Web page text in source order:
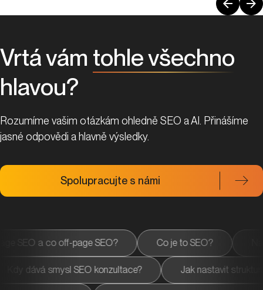
Vrtá vám tohle všechno
hlavou?
Rozumíme vašim otázkám ohledně SEO a AI. Přinášíme
jasné odpovědi a hlavně výsledky.
Spolupracujte s námi
Co řeší on-page SEO a co off-page SEO? Co je to
SEO konzultace? Jak nastavit strukturu webu?